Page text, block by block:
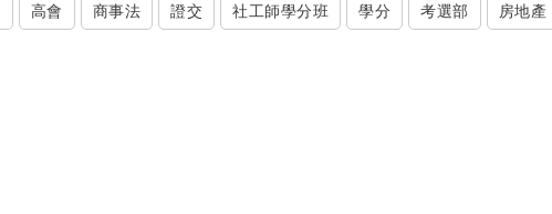
高會 商事法 證交 社工師學分班 學分 考選部 房地產